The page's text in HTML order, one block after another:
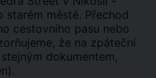
městě. Přechod
cestovního pasu nebo
že na zpáteční
dokumentem,